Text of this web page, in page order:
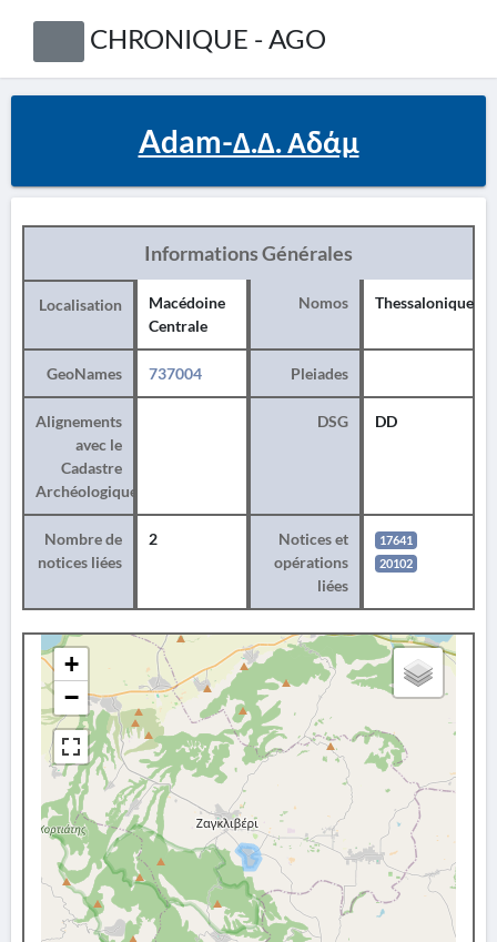
CHRONIQUE - AGO
Adam-Δ.Δ. Αδάμ
Informations Générales
Localisation
Macédoine
Centrale
Nomos Thessalonique
GeoNames 737004 Pleiades
Alignements
avec le
Cadastre
Archéologique
DSG DD
Nombre de
notices liées
2
Notices et
opérations
liées
17641
20102
+
−